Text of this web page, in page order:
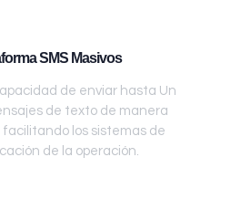
SMS Masivos
de enviar hasta Un
de texto de manera
los sistemas de
de la operación.